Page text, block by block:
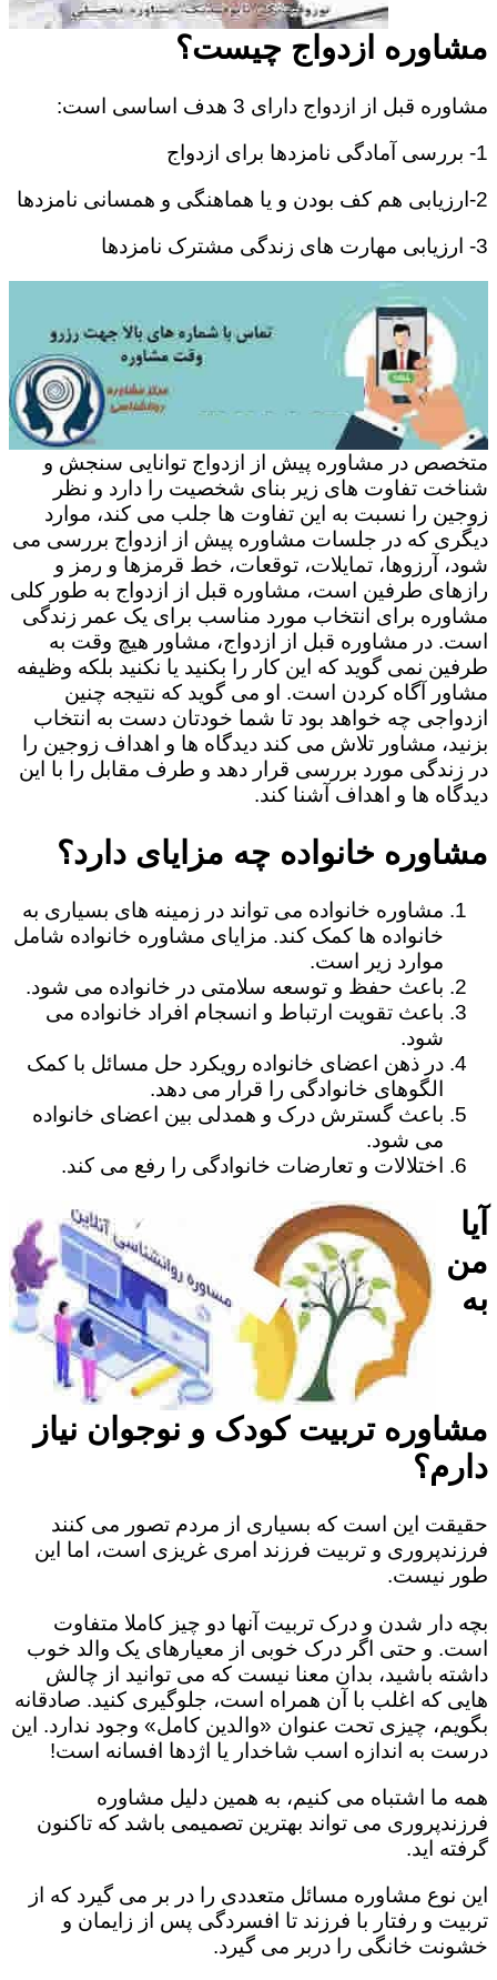
مشاوره ازدواج چیست؟
مشاوره قبل از ازدواج دارای 3 هدف اساسی است:
1- بررسی آمادگی نامزدها برای ازدواج
2-ارزیابی هم کف بودن و یا هماهنگی و همسانی نامزدها
3- ارزیابی مهارت های زندگی مشترک نامزدها
متخصص در مشاوره پیش از ازدواج توانایی سنجش و
شناخت تفاوت های زیر بنای شخصیت را دارد و نظر
زوجین را نسبت به این تفاوت ها جلب می کند، موارد
دیگری که در جلسات مشاوره پیش از ازدواج بررسی می
شود، آرزوها، تمایلات، توقعات، خط قرمزها و رمز و
رازهای طرفین است، مشاوره قبل از ازدواج به طور کلی
مشاوره برای انتخاب مورد مناسب برای یک عمر زندگی
است. در مشاوره قبل از ازدواج، مشاور هیچ وقت به
طرفین نمی گوید که این کار را بکنید یا نکنید بلکه وظیفه
مشاور آگاه کردن است. او می گوید که نتیجه چنین
ازدواجی چه خواهد بود تا شما خودتان دست به انتخاب
بزنید، مشاور تلاش می کند دیدگاه ها و اهداف زوجین را
در زندگی مورد بررسی قرار دهد و طرف مقابل را با این
دیدگاه ها و اهداف آشنا کند.
مشاوره خانواده چه مزایای دارد؟
مشاوره خانواده می تواند در زمینه های بسیاری به
خانواده ها کمک کند. مزایای مشاوره خانواده شامل
موارد زیر است.
باعث حفظ و توسعه سلامتی در خانواده می شود.
باعث تقویت ارتباط و انسجام افراد خانواده می
شود.
در ذهن اعضای خانواده رویکرد حل مسائل با کمک
الگوهای خانوادگی را قرار می دهد.
باعث گسترش درک و همدلی بین اعضای خانواده
می شود.
اختلالات و تعارضات خانوادگی را رفع می کند.
آیا
من
به
مشاوره تربیت کودک و نوجوان نیاز
دارم؟
حقیقت این است که بسیاری از مردم تصور می کنند
فرزندپروری و تربیت فرزند امری غریزی است، اما این
طور نیست.
بچه دار شدن و درک تربیت آنها دو چیز کاملا متفاوت
است. و حتی اگر درک خوبی از معیارهای یک والد خوب
داشته باشید، بدان معنا نیست که می توانید از چالش
هایی که اغلب با آن همراه است، جلوگیری کنید. صادقانه
بگویم، چیزی تحت عنوان «والدین کامل» وجود ندارد. این
درست به اندازه اسب شاخدار یا اژدها افسانه است!
همه ما اشتباه می کنیم، به همین دلیل مشاوره
فرزندپروری می تواند بهترین تصمیمی باشد که تاکنون
گرفته اید.
این نوع مشاوره مسائل متعددی را در بر می گیرد که از
تربیت و رفتار با فرزند تا افسردگی پس از زایمان و
خشونت خانگی را دربر می گیرد.